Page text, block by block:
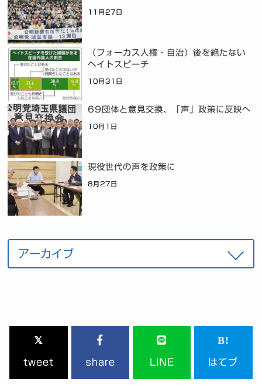
11月27日
（フォーカス人権・自治）後を絶たない
ヘイトスピーチ
10月31日
69団体と意見交換、「声」政策に反映へ
10月1日
現役世代の声を政策に
8月27日
tweet share LINE はてブ